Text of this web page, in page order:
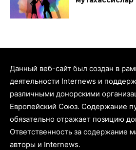
Данный веб-сайт был создан в
деятельности Internews и
различными донорскими
Европейский Союз. Содержание
обязательно отражает позицию
Ответственность за содержание
авторы и Internews.